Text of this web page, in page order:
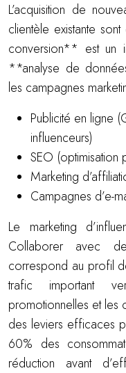
L’acquisition de
clientèle existante
conversion** est un
**analyse de
les campagnes
Publicité en ligne
influenceurs)
SEO (optimisation
Marketing
Campagnes d’e-
Le marketing
Collaborer avec
correspond au profil
trafic important
promotionnelles et
des leviers efficaces
60% des
réduction avant